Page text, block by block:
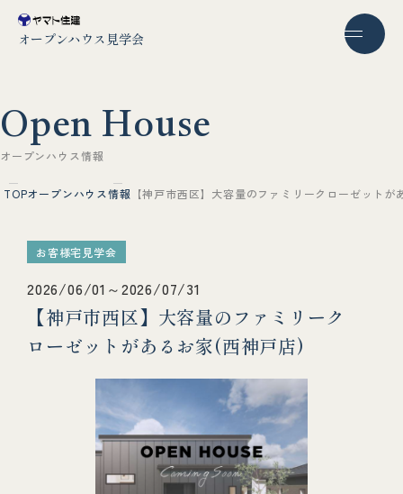
オープンハウス見学会
Open House
オー プンハ ウ ス情報
TOPオープンハウス情報 【神戸市西区】大容量のファミリークローゼット
お客様宅見学会
2026/06/01～2026/07/31
【神戸市西区】大容量のファミリーク
ローゼットがあるお家(西神戸店)